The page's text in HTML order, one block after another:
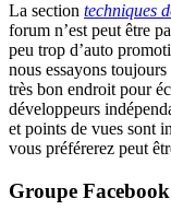
La section techniques
forum n’est peut être
peu trop d’auto
nous essayons
très bon endroit pour
développeurs
et points de vues sont
vous préférerez peut
Groupe